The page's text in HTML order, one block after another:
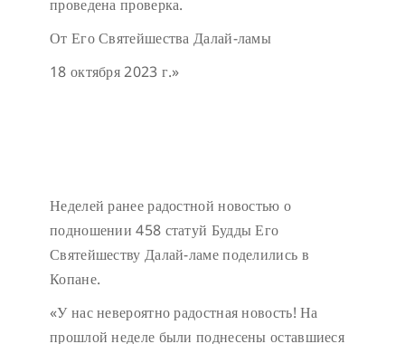
проведена проверка.
От Его Святейшества Далай-ламы
18 октября 2023 г.»
Неделей ранее радостной новостью о
подношении 458 статуй Будды Его
Святейшеству Далай-ламе поделились в
Копане.
«У нас невероятно радостная новость! На
прошлой неделе были поднесены оставшиеся